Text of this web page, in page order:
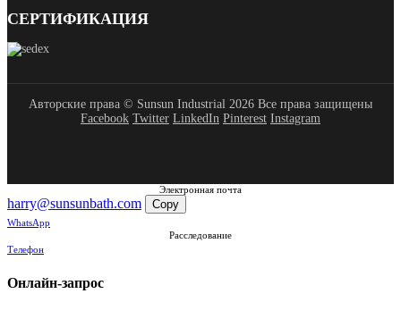
СЕРТИФИКАЦИЯ
Авторские права © Sunsun Industrial 2026 Все права защищены
Facebook Twitter LinkedIn Pinterest Instagram
Электронная почта
harry@sunsunbath.com Copy
WhatsApp
Расследование
Телефон
Онлайн-запрос